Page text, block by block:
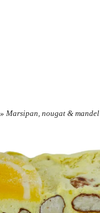
» Marsipan, nougat & mandel